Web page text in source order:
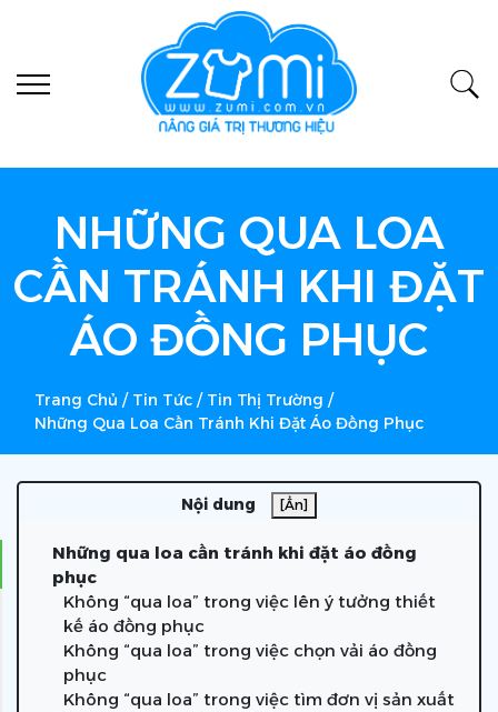
NHỮNG QUA LOA
CẦN TRÁNH KHI ĐẶT
ÁO ĐỒNG PHỤC
Trang Chủ / Tin Tức / Tin Thị Trường /
Những Qua Loa Cần Tránh Khi Đặt Áo Đồng Phục
Nội dung [Ẩn]
Những qua loa cần tránh khi đặt áo đồng
phục
Không “qua loa” trong việc lên ý tưởng thiết
kế áo đồng phục
Không “qua loa” trong việc chọn vải áo đồng
phục
Không “qua loa” trong việc tìm đơn vị sản xuất